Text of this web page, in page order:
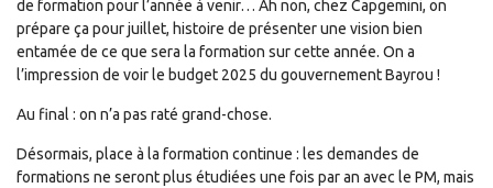
de formation pour l’année à venir… Ah non, chez Capgemini, on
prépare ça pour juillet, histoire de présenter une vision bien
entamée de ce que sera la formation sur cette année. On a
l’impression de voir le budget 2025 du gouvernement Bayrou !
Au final : on n’a pas raté grand-chose.
Désormais, place à la formation continue : les demandes de
formations ne seront plus étudiées une fois par an avec le PM, mais